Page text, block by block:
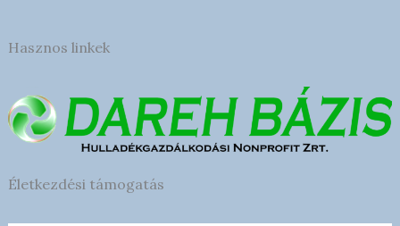
Hasznos linkek
Életkezdési támogatás